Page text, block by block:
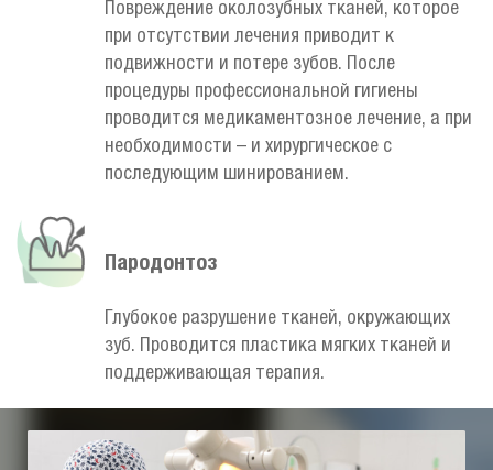
Повреждение околозубных тканей, которое
при отсутствии лечения приводит к
подвижности и потере зубов. После
процедуры профессиональной гигиены
проводится медикаментозное лечение, а при
необходимости – и хирургическое с
последующим шинированием.
Пародонтоз
Глубокое разрушение тканей, окружающих
зуб. Проводится пластика мягких тканей и
поддерживающая терапия.